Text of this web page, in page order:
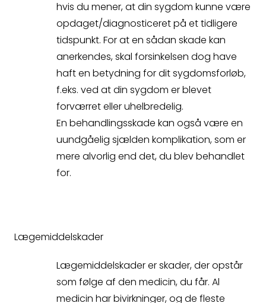
Spørgsmål
hvis du mener, at din sygdom kunne være
opdaget/diagnosticeret på et tidligere
tidspunkt. For at en sådan skade kan
anerkendes, skal forsinkelsen dog have
haft en betydning for dit sygdomsforløb,
f.eks. ved at din sygdom er blevet
forværret eller uhelbredelig.
En behandlingsskade kan også være en
uundgåelig sjælden komplikation, som er
mere alvorlig end det, du blev behandlet
for.
Lægemiddelskader
Lægemiddelskader er skader, der opstår
som følge af den medicin, du får. Al
medicin har bivirkninger, og de fleste